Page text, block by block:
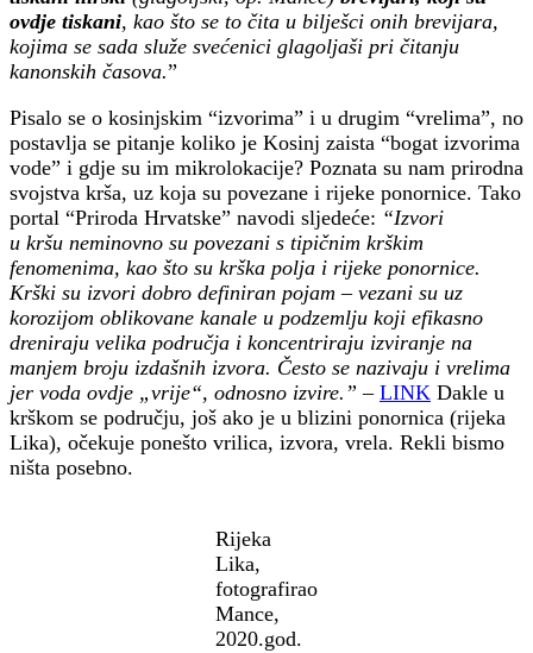
ovdje tiskani, kao što se to čita u bilješci onih brevijara,
kojima se sada služe svećenici glagoljaši pri čitanju
kanonskih časova.”
Pisalo se o kosinjskim “izvorima” i u drugim “vrelima”, no
postavlja se pitanje koliko je Kosinj zaista “bogat izvorima
vode” i gdje su im mikrolokacije? Poznata su nam prirodna
svojstva krša, uz koja su povezane i rijeke ponornice. Tako
portal “Priroda Hrvatske” navodi sljedeće: “Izvori
u kršu neminovno su povezani s tipičnim krškim
fenomenima, kao što su krška polja i rijeke ponornice.
Krški su izvori dobro definiran pojam – vezani su uz
korozijom oblikovane kanale u podzemlju koji efikasno
dreniraju velika područja i koncentriraju izviranje na
manjem broju izdašnih izvora. Često se nazivaju i vrelima
jer voda ovdje „vrije“, odnosno izvire.” – LINK Dakle u
krškom se području, još ako je u blizini ponornica (rijeka
Lika), očekuje ponešto vrilica, izvora, vrela. Rekli bismo
ništa posebno.
Rijeka
Lika,
fotografirao
Mance,
2020.god.